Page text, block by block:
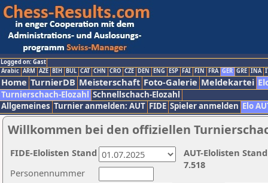
Logged on: Gast
Arabic ARM AZE BIH BUL CAT CHN CRO CZE DEN ENG ESP FAI FIN FRA GER GRE INA
Home TurnierDB Meisterschaft Foto-Galerie Meldekartei
Turnierschach-Elozahl Schnellschach-Elozahl
Allgemeines Turnier anmelden: AUT FIDE Spieler anmelden Elo
Willkommen bei den offiziellen
Personennummer
AUT-Elolisten
7.518
FIDE-Elolisten Stand